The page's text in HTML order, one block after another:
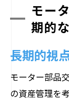
モー
期的
長期的視
モーター部品
の資産管理を